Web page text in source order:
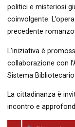
politici e misteriosi
coinvolgente.
precedente romanzo
L’iniziativa è
collaborazione con
Sistema Bibliotecario
La cittadinanza è
incontro e